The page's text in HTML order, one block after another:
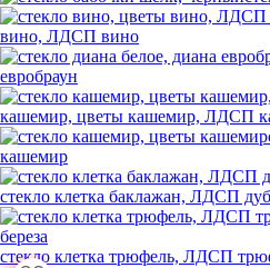
вино, ЛДСП вино
евробраун
кашемир, цветы кашемир, ЛДСП
кашемир
стекло клетка баклажан, ЛДСП
стекло клетка трюфель, ЛДСП